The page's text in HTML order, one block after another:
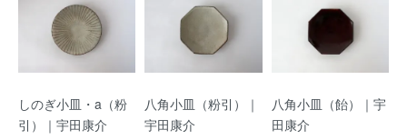
しのぎ小皿・a（粉
引）｜宇田康介
八角小皿（粉引）｜
宇田康介
八角小皿（飴）｜宇
田康介